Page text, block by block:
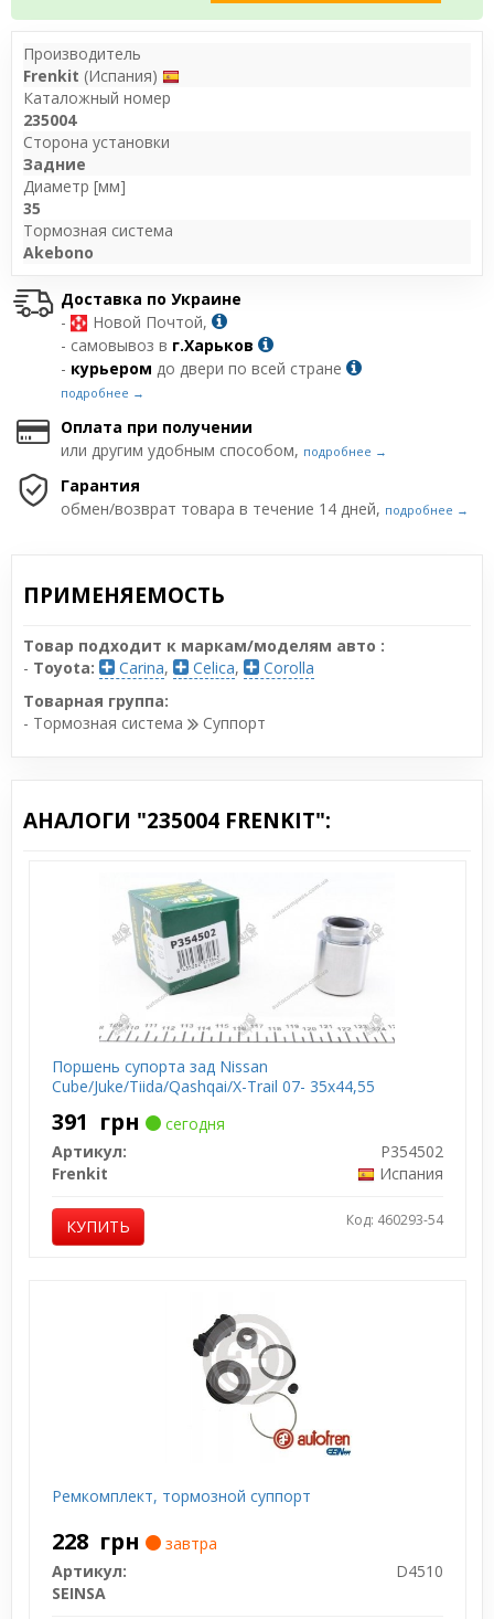
Производитель
Frenkit (Испания)
Каталожный номер
235004
Сторона установки
Задние
Диаметр [мм]
35
Тормозная система
Akebono
Доставка по Украине
-
Новой Почтой,
- самовывоз в г.Харьков
- курьером до двери по всей стране
подробнее →
Оплата при получении
или другим удобным способом, подробнее →
Гарантия
обмен/возврат товара в течение 14 дней, подробнее →
ПРИМЕНЯЕМОСТЬ
Товар подходит к маркам/моделям авто :
- Toyota: Carina, Celica,
Corolla
Товарная группа:
- Тормозная система
Суппорт
АНАЛОГИ "235004 FRENKIT":
Поршень супорта зад Nissan
Cube/Juke/Tiida/Qashqai/X-Trail 07- 35x44,55
391 грн
сегодня
Артикул:
P354502
Frenkit
Испания
КУПИТЬ Код: 460293-54
Ремкомплект, тормозной суппорт
228 грн
завтра
Артикул:
D4510
SEINSA